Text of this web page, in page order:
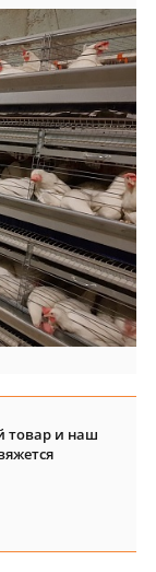
товар и наш